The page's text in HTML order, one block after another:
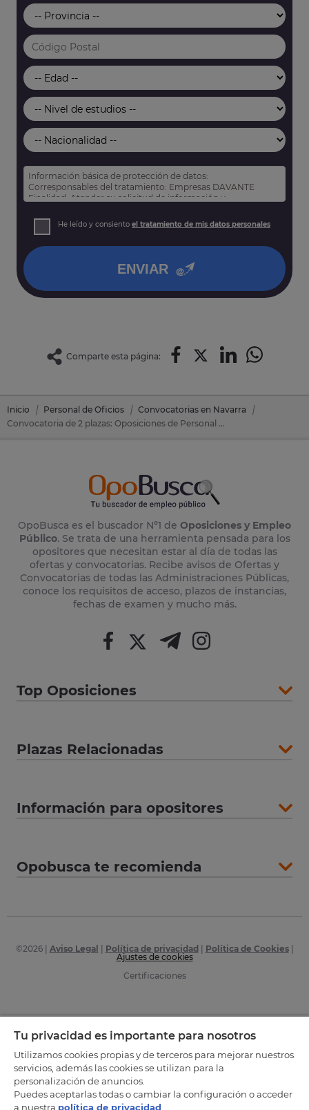
Información básica de protección de datos:
Corresponsables del tratamiento: Empresas DAVANTE
Finalidad: Atender su solicitud de información y
Derechos: Puede acceder, rectificar y suprimir sus datos,
así como otros derechos tal y como se explica en nuestra
He leído y consiento el tratamiento de mis datos personales
ENVIAR
Comparte esta página:
Inicio Personal de Oficios
Convocatorias en Navarra
Convocatoria de 2 plazas: Oposiciones de Personal de Oficios en Murchante (Navarra)
OpoBusca es el buscador Nº1 de Oposiciones y Empleo
Público. Se trata de una herramienta pensada para los
opositores que necesitan estar al día de todas las
ofertas y convocatorias. Recibe avisos de Ofertas y
Convocatorias de todas las Administraciones Públicas,
conoce los requisitos de acceso, plazos de instancias,
fechas de examen y mucho más.
Top Oposiciones
Plazas Relacionadas
Información para opositores
Opobusca te recomienda
©2026| Aviso Legal Política de privacidad Política de Cookies|
Ajustes de cookies
Certificaciones
Tu privacidad es importante para nosotros
Utilizamos cookies propias y de terceros para mejorar nuestros
servicios, además las cookies se utilizan para la
personalización de anuncios.
Puedes aceptarlas todas o cambiar la configuración o acceder
a nuestra política de privacidad